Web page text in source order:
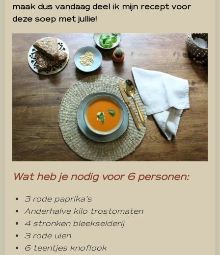
maak dus vandaag deel ik mijn recept voor
deze soep met jullie!
Wat heb je nodig voor 6 personen:
3 rode paprika’s
Anderhalve kilo trostomaten
4 stronken bleekselderij
3 rode uien
6 teentjes knoflook